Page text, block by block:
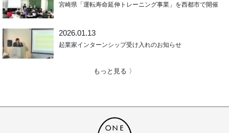
宮崎県「運転寿命延伸トレーニング事業」を西都市で開催
2026.01.13
起業家インターンシップ受け入れのお知らせ
もっと見る 〉